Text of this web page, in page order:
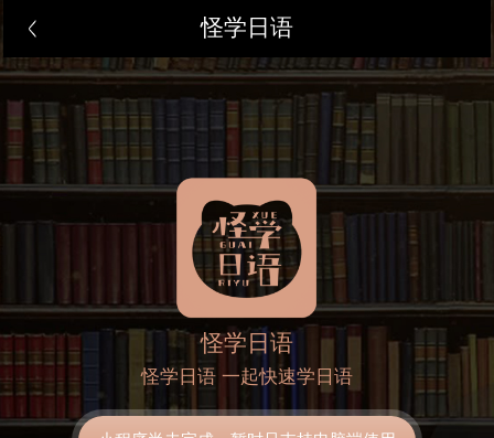
怪学日语
怪学日语
怪学日语 一起快速学日语